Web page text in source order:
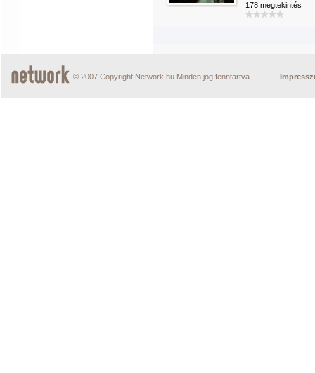
178 megtekintés
© 2007 Copyright Network.hu Minden jog fenntartva.